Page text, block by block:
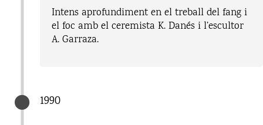
Intens aprofundiment en el treball del fang i
el foc amb el ceremista K. Danés i l’escultor
A. Garraza.
1990